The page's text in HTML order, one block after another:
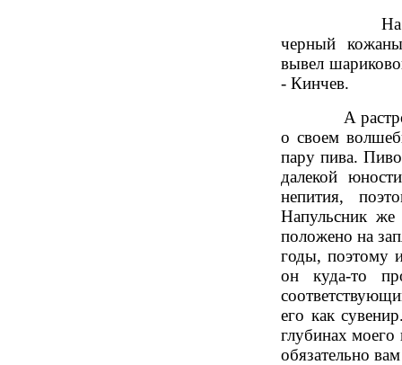
На
черный
вывел
- Кинчев.
А
о своем
пару пива.
далекой
непития,
Напульсник
положено на
годы, поэтому
он куда-то
его как
глубинах моего
обязательно